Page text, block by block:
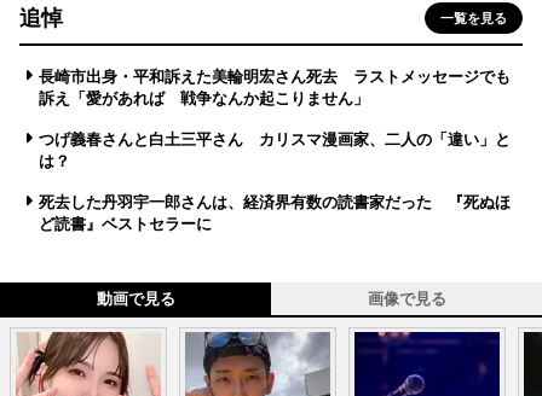
追悼 一覧を見る
長崎市出身・平和訴えた美輪明宏さん死去 ラストメッセージでも
訴え「愛があれば 戦争なんか起こりません」
つげ義春さんと白土三平さん カリスマ漫画家、二人の「違い」と
は？
死去した丹羽宇一郎さんは、経済界有数の読書家だった 『死ぬほ
ど読書』ベストセラーに
動画で見る 画像で見る